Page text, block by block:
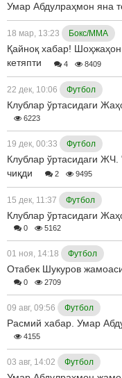
Умар Абдулраҳмон яна
18 мар, 13:23 Бокс/ММА
Қайноқ хабар!
кетяпти
4 8409
22 дек, 10:06 Футбол
Клублар ўртасидаги
6223
19 дек, 00:33 Футбол
Клублар ўртасидаги
чиқди
2 9495
15 дек, 11:37 Футбол
Клублар ўртасидаги
0 5162
01 ноя, 14:18 Футбол
Отабек Шукуров
0 2709
09 авг, 09:56 Футбол
Расмий хабар. Умар
4155
03 авг, 14:02 Футбол